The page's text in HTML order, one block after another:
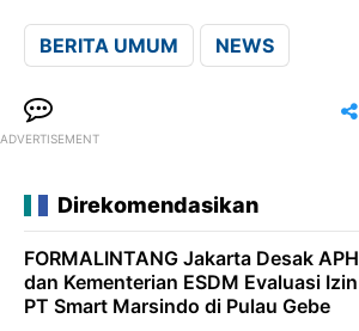
BERITA UMUM NEWS
ADVERTISEMENT
Direkomendasikan
FORMALINTANG Jakarta Desak APH
dan Kementerian ESDM Evaluasi Izin
PT Smart Marsindo di Pulau Gebe